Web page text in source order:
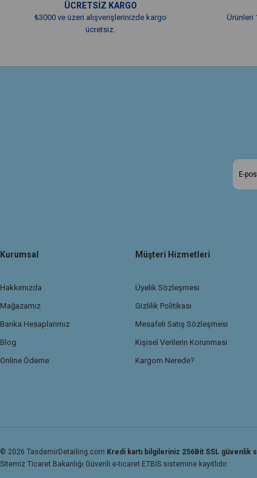
ÜCRETSİZ KARGO
₺3000 ve üzeri alışverişlerinizde kargo
ücretsiz.
Ürünleri
Kurumsal
Hakkımızda
Mağazamız
Banka Hesaplarımız
Blog
Online Ödeme
Müşteri Hizmetleri
Üyelik Sözleşmesi
Gizlilik Politikası
Mesafeli Satış Sözleşmesi
Kişisel Verilerin Korunması
Kargom Nerede?
© 2026 TasdemirDetailing.com Kredi kartı bilgileriniz 256Bit SSL güvenlik
Sitemiz Ticaret Bakanlığı Güvenli e-ticaret ETBİS sistemine kayıtlıdır.